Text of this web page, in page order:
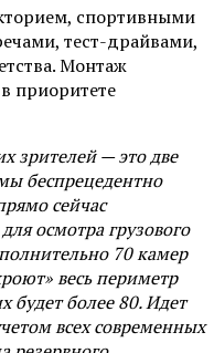
спортивными
тест-драйвами,
Монтаж
приоритете
зрителей — это две
беспрецедентно
сейчас
осмотра грузового
70 камер
весь периметр
будет более 80. Идет
всех современных